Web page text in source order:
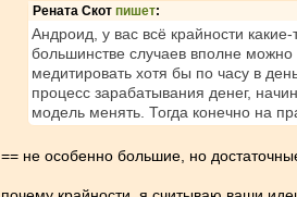
Рената Скот пишет:
Андроид, у вас всё крайности
большинстве случаев вполне
медитировать хотя бы по часу в
процесс зарабатывания денег,
модель менять. Тогда конечно на
== не особенно большие, но